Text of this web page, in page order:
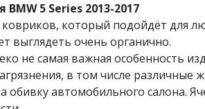
5 Series 2013-2017
который подойдёт для
выглядеть очень органично.
не самая важная особенность
в том числе различные
обивку автомобильного салона.